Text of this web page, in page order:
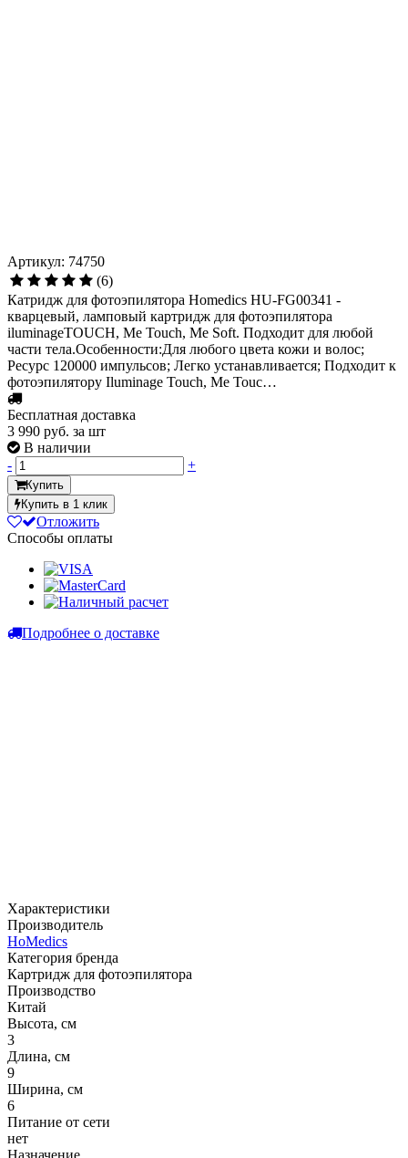
Артикул: 74750
(6)
Катридж для фотоэпилятора Homedics HU-FG00341 -
кварцевый, ламповый картридж для фотоэпилятора
iluminageTOUCH, Me Touch, Me Soft. Подходит для любой
части тела.Особенности:Для любого цвета кожи и волос;
Ресурс 120000 импульсов; Легко устанавливается; Подходит к
фотоэпилятору Iluminage Touch, Me Touc…
Бесплатная доставка
3 990 руб. за шт
В наличии
-
+
Купить
Купить в 1 клик
Отложить
Способы оплаты
Подробнее о доставке
Характеристики
Производитель
HoMedics
Категория бренда
Картридж для фотоэпилятора
Производство
Китай
Высота, см
3
Длина, см
9
Ширина, см
6
Питание от сети
нет